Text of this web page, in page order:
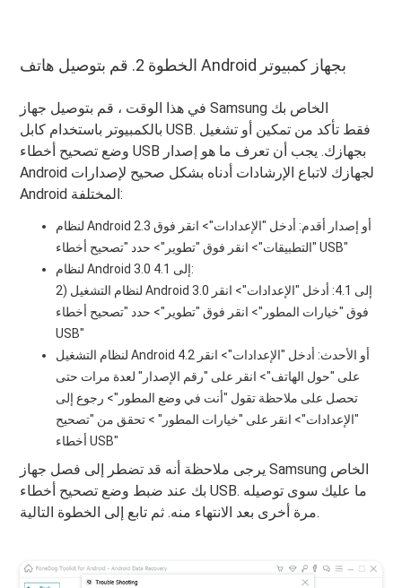
الخطوة 2. قم بتوصيل هاتف Android بجهاز كمبيوتر
في هذا الوقت ، قم بتوصيل جهاز Samsung الخاص بك
بالكمبيوتر باستخدام كابل USB. فقط تأكد من تمكين أو تشغيل
وضع تصحيح أخطاء USB بجهازك. يجب أن تعرف ما هو إصدار
Android لجهازك لاتباع الإرشادات أدناه بشكل صحيح لإصدارات
Android المختلفة:
لنظام Android 2.3 أو إصدار أقدم: أدخل "الإعدادات"> انقر فوق
"التطبيقات"> انقر فوق "تطوير"> حدد "تصحيح أخطاء USB"
لنظام Android 3.0 إلى 4.1:
2) لنظام التشغيل Android 3.0 إلى 4.1: أدخل "الإعدادات"> انقر
فوق "خيارات المطور"> انقر فوق "تطوير"> حدد "تصحيح أخطاء
USB"
لنظام التشغيل Android 4.2 أو الأحدث: أدخل "الإعدادات"> انقر
على "حول الهاتف"> انقر على "رقم الإصدار" لعدة مرات حتى
تحصل على ملاحظة تقول "أنت في وضع المطور"> رجوع إلى
"الإعدادات"> انقر على "خيارات المطور" > تحقق من "تصحيح
أخطاء USB"
يرجى ملاحظة أنه قد تضطر إلى فصل جهاز Samsung الخاص
بك عند ضبط وضع تصحيح أخطاء USB. ما عليك سوى توصيله
مرة أخرى بعد الانتهاء منه. ثم تابع إلى الخطوة التالية.